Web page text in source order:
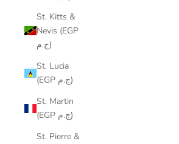
St. Kitts &
Nevis (EGP
ج.م)
St. Lucia
(EGP ج.م)
St. Martin
(EGP ج.م)
St. Pierre &